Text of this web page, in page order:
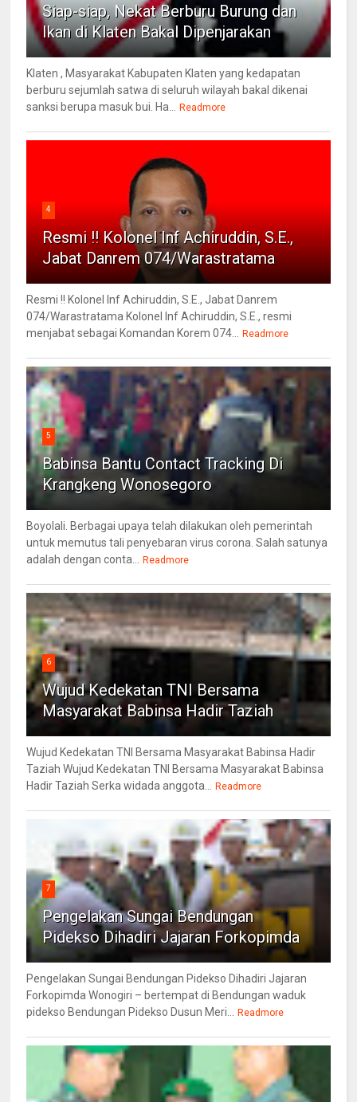
Siap-siap, Nekat Berburu Burung dan
Ikan di Klaten Bakal Dipenjarakan
Klaten , Masyarakat Kabupaten Klaten yang kedapatan
berburu sejumlah satwa di seluruh wilayah bakal dikenai
sanksi berupa masuk bui. Ha...
Readmore
4
Resmi !! Kolonel Inf Achiruddin, S.E.,
Jabat Danrem 074/Warastratama
Resmi !! Kolonel Inf Achiruddin, S.E., Jabat Danrem
074/Warastratama Kolonel Inf Achiruddin, S.E., resmi
menjabat sebagai Komandan Korem 074...
Readmore
5
Babinsa Bantu Contact Tracking Di
Krangkeng Wonosegoro
Boyolali. Berbagai upaya telah dilakukan oleh pemerintah
untuk memutus tali penyebaran virus corona. Salah satunya
adalah dengan conta...
Readmore
6
Wujud Kedekatan TNI Bersama
Masyarakat Babinsa Hadir Taziah
Wujud Kedekatan TNI Bersama Masyarakat Babinsa Hadir
Taziah Wujud Kedekatan TNI Bersama Masyarakat Babinsa
Hadir Taziah Serka widada anggota...
Readmore
7
Pengelakan Sungai Bendungan
Pidekso Dihadiri Jajaran Forkopimda
Pengelakan Sungai Bendungan Pidekso Dihadiri Jajaran
Forkopimda Wonogiri – bertempat di Bendungan waduk
pidekso Bendungan Pidekso Dusun Meri...
Readmore